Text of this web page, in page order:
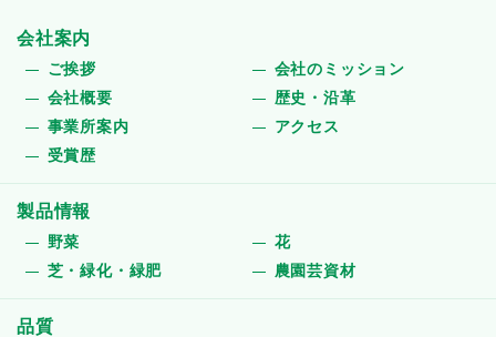
会社案内
ご挨拶
会社のミッション
会社概要
歴史・沿革
事業所案内
アクセス
受賞歴
製品情報
野菜
花
芝・緑化・緑肥
農園芸資材
品質